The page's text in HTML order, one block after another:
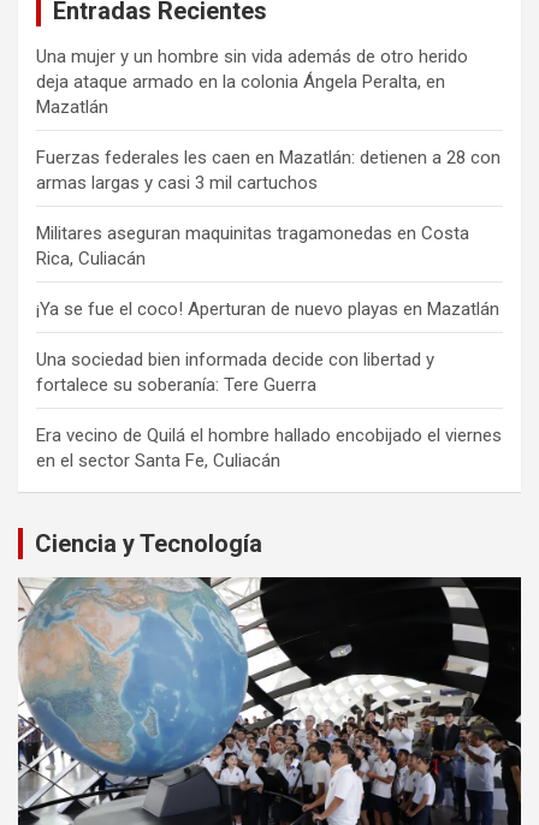
Entradas Recientes
Una mujer y un hombre sin vida además de otro herido
deja ataque armado en la colonia Ángela Peralta, en
Mazatlán
Fuerzas federales les caen en Mazatlán: detienen a 28 con
armas largas y casi 3 mil cartuchos
Militares aseguran maquinitas tragamonedas en Costa
Rica, Culiacán
¡Ya se fue el coco! Aperturan de nuevo playas en Mazatlán
Una sociedad bien informada decide con libertad y
fortalece su soberanía: Tere Guerra
Era vecino de Quilá el hombre hallado encobijado el viernes
en el sector Santa Fe, Culiacán
Ciencia y Tecnología